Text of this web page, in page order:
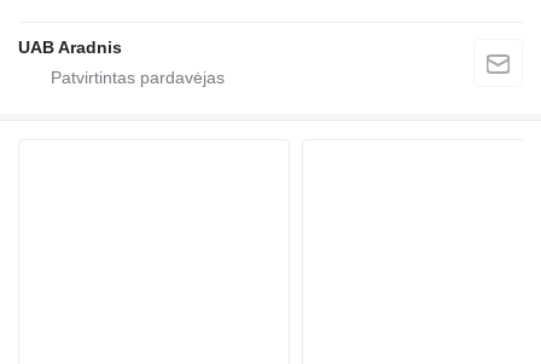
UAB Aradnis